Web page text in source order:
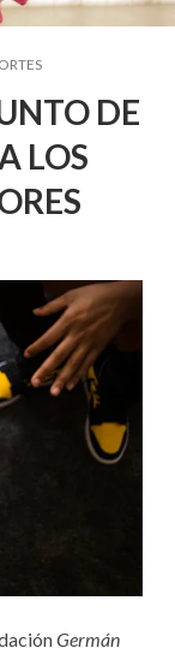
DE
LOS
Germán